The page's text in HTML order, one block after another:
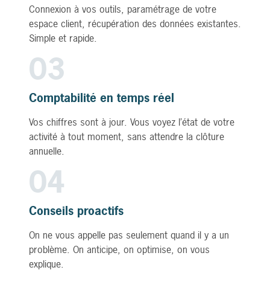
Connexion à vos outils, paramétrage de votre
espace client, récupération des données existantes.
Simple et rapide.
03
Comptabilité en temps réel
Vos chiffres sont à jour. Vous voyez l’état de votre
activité à tout moment, sans attendre la clôture
annuelle.
04
Conseils proactifs
On ne vous appelle pas seulement quand il y a un
problème. On anticipe, on optimise, on vous
explique.